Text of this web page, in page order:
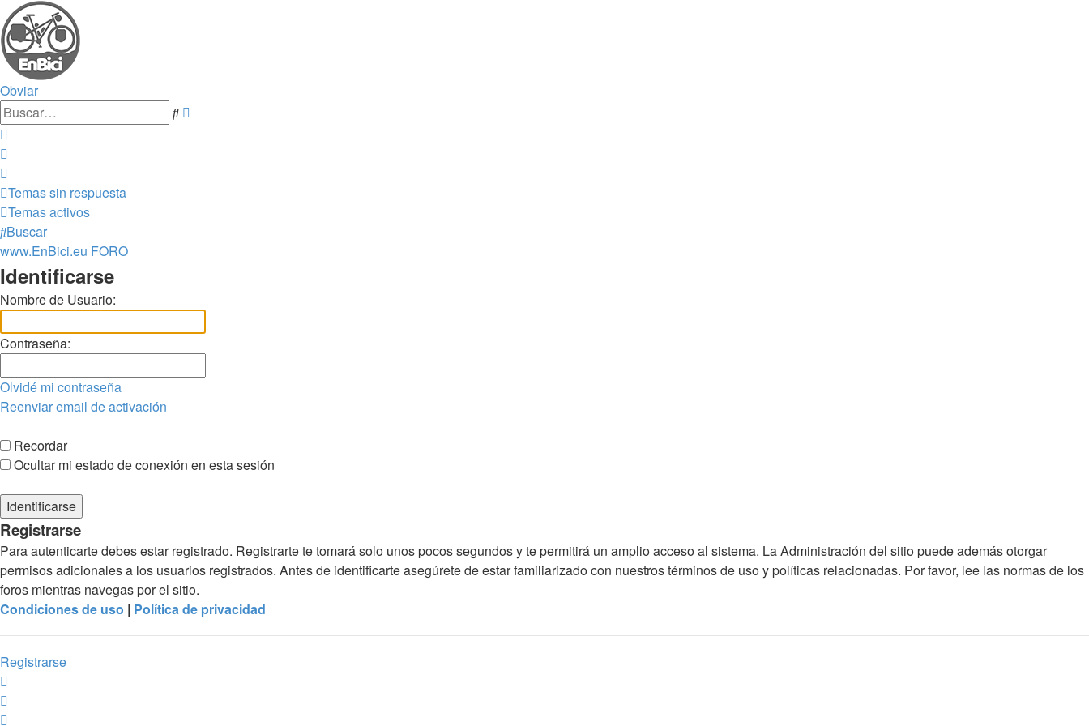
Obviar
Buscar
Temas sin respuesta
Temas activos
Buscar
www.EnBici.eu FORO
Identificarse
Nombre de Usuario:
Contraseña:
Olvidé mi contraseña
Reenviar email de activación
Recordar
Ocultar mi estado de conexión en esta sesión
Registrarse
Para autenticarte debes estar registrado. Registrarte te tomará solo unos pocos segundos y te permitirá un amplio acceso al sistema. La Administración del sitio puede además otorgar
permisos adicionales a los usuarios registrados. Antes de identificarte asegúrete de estar familiarizado con nuestros términos de uso y políticas relacionadas. Por favor, lee las normas de los
foros mientras navegas por el sitio.
Condiciones de uso | Política de privacidad
Registrarse